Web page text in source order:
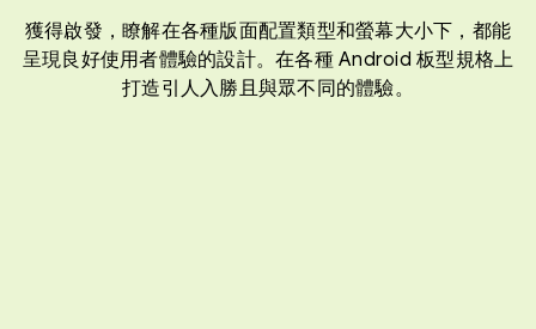
獲得啟發，瞭解在各種版面配置類型和螢幕大小下，都能
呈現良好使用者體驗的設計。在各種 Android 板型規格上
打造引人入勝且與眾不同的體驗。